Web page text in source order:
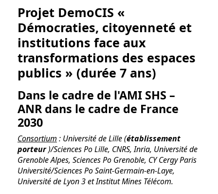
Projet DemoCIS «
Démocraties, citoyenneté et
institutions face aux
transformations des espaces
publics » (durée 7 ans)
Dans le cadre de l'AMI SHS –
ANR dans le cadre de France
2030
Consortium : Université de Lille (établissement
porteur)/Sciences Po Lille, CNRS, Inria, Université de
Grenoble Alpes, Sciences Po Grenoble, CY Cergy Paris
Université/Sciences Po Saint-Germain-en-Laye,
Université de Lyon 3 et Institut Mines Télécom.